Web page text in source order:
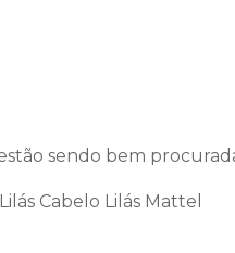
sendo bem
Cabelo Lilás Mattel